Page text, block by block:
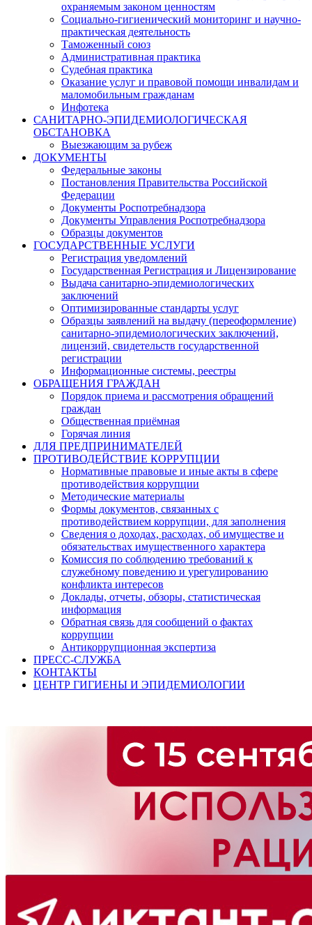
охраняемым законом ценностям
Социально-гигиенический мониторинг и научно-
практическая деятельность
Таможенный союз
Административная практика
Судебная практика
Оказание услуг и правовой помощи инвалидам и
маломобильным гражданам
Инфотека
САНИТАРНО-ЭПИДЕМИОЛОГИЧЕСКАЯ
ОБСТАНОВКА
Выезжающим за рубеж
ДОКУМЕНТЫ
Федеральные законы
Постановления Правительства Российской
Федерации
Документы Роспотребнадзора
Документы Управления Роспотребнадзора
Образцы документов
ГОСУДАРСТВЕННЫЕ УСЛУГИ
Регистрация уведомлений
Государственная Регистрация и Лицензирование
Выдача санитарно-эпидемиологических
заключений
Оптимизированные стандарты услуг
Образцы заявлений на выдачу (переоформление)
санитарно-эпидемиологических заключений,
лицензий, свидетельств государственной
регистрации
Информационные системы, реестры
ОБРАЩЕНИЯ ГРАЖДАН
Порядок приема и рассмотрения обращений
граждан
Общественная приёмная
Горячая линия
ДЛЯ ПРЕДПРИНИМАТЕЛЕЙ
ПРОТИВОДЕЙСТВИЕ КОРРУПЦИИ
Нормативные правовые и иные акты в сфере
противодействия коррупции
Методические материалы
Формы документов, связанных с
противодействием коррупции, для заполнения
Сведения о доходах, расходах, об имуществе и
обязательствах имущественного характера
Комиссия по соблюдению требований к
служебному поведению и урегулированию
конфликта интересов
Доклады, отчеты, обзоры, статистическая
информация
Обратная связь для сообщений о фактах
коррупции
Антикоррупционная экспертиза
ПРЕСС-СЛУЖБА
КОНТАКТЫ
ЦЕНТР ГИГИЕНЫ И ЭПИДЕМИОЛОГИИ